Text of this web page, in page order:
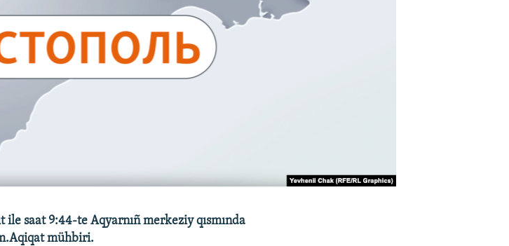
saat 9:44-te Aqyarnıñ merkeziy qısmında
mühbiri.